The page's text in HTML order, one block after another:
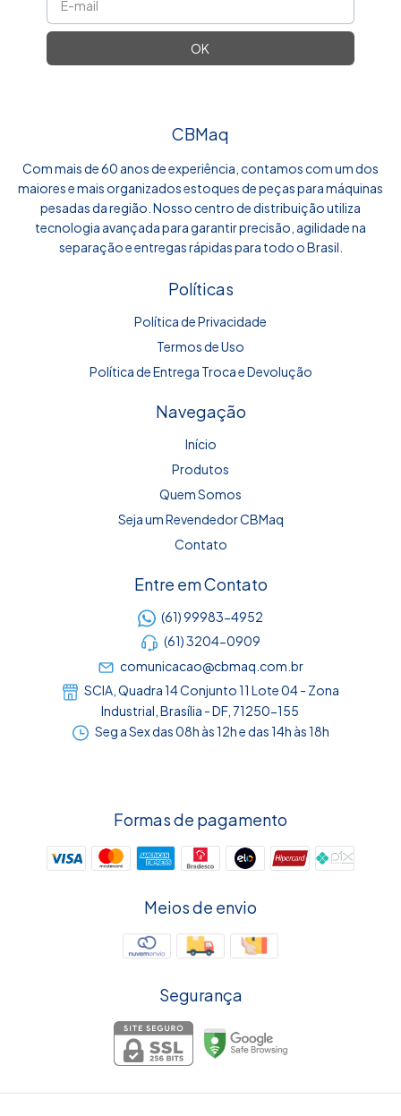
CBMaq
Com mais de 60 anos de experiência, contamos com um dos
maiores e mais organizados estoques de peças para máquinas
pesadas da região. Nosso centro de distribuição utiliza
tecnologia avançada para garantir precisão, agilidade na
separação e entregas rápidas para todo o Brasil.
Políticas
Política de Privacidade
Termos de Uso
Política de Entrega Troca e Devolução
Navegação
Início
Produtos
Quem Somos
Seja um Revendedor CBMaq
Contato
Entre em Contato
(61) 99983-4952
(61) 3204-0909
comunicacao@cbmaq.com.br
SCIA, Quadra 14 Conjunto 11 Lote 04 - Zona
Industrial, Brasília - DF, 71250-155
Seg a Sex das 08h às 12h e das 14h às 18h
Formas de pagamento
Meios de envio
Segurança